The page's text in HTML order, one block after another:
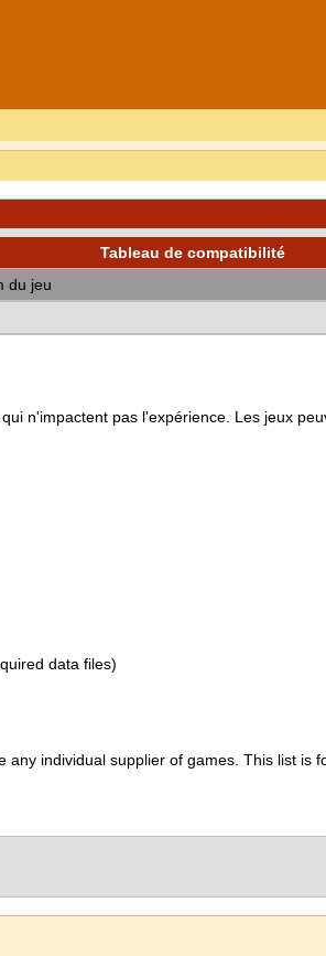
Tableau de compatibilité
du jeu
n'impactent pas l'expérience. Les jeux
data files)
individual supplier of games. This list is